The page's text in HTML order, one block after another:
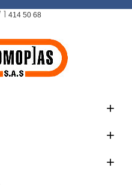
414 50 68


